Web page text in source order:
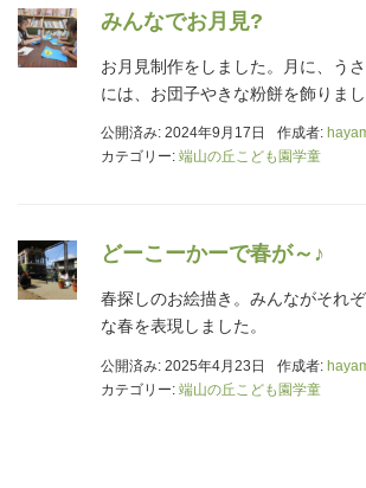
みんなでお月見?
お月見制作をしました。月に、う
には、お団子やきな粉餅を飾りまし
公開済み: 2024年9月17日 作成者:
カテゴリー: 端山の丘こども園学童
どーこーかーで春が～♪
春探しのお絵描き。みんながそれ
な春を表現しました。
公開済み: 2025年4月23日 作成者:
カテゴリー: 端山の丘こども園学童